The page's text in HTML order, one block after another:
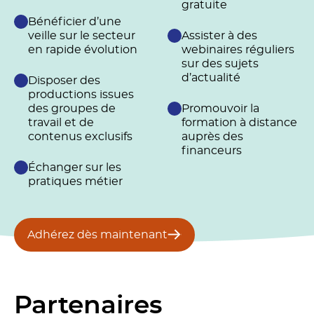
Bénéficier d’une
veille sur le secteur
en rapide évolution
Disposer des
productions issues
des groupes de
travail et de
contenus exclusifs
Échanger sur les
pratiques métier
gratuite
Assister à des
webinaires réguliers
sur des sujets
d’actualité
Promouvoir la
formation à distance
auprès des
financeurs
Adhérez dès maintenant
Partenaires